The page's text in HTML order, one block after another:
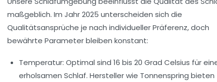
maßgeblich. Im Jahr 2025 unterscheiden sich die
Qualitätsansprüche je nach individueller Präferenz, doch
bewährte Parameter bleiben konstant:
Temperatur: Optimal sind 16 bis 20 Grad Celsius für
erholsamen Schlaf. Hersteller wie Tonnenspring bieten